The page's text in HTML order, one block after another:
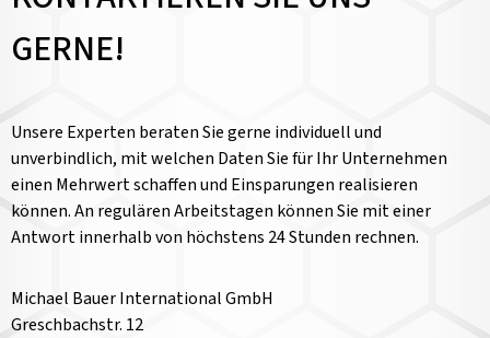
GERNE!
Unsere Experten beraten Sie gerne individuell und
unverbindlich, mit welchen Daten Sie für Ihr Unternehmen
einen Mehrwert schaffen und Einsparungen realisieren
können. An regulären Arbeitstagen können Sie mit einer
Antwort innerhalb von höchstens 24 Stunden rechnen.
Michael Bauer International GmbH
Greschbachstr. 12